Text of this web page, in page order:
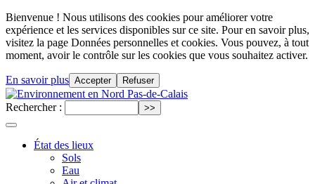
Bienvenue ! Nous utilisons des cookies pour améliorer votre
expérience et les services disponibles sur ce site. Pour en savoir plus,
visitez la page Données personnelles et cookies. Vous pouvez, à tout
moment, avoir le contrôle sur les cookies que vous souhaitez activer.
En savoir plus Accepter Refuser
Rechercher :
État des lieux
Sols
Eau